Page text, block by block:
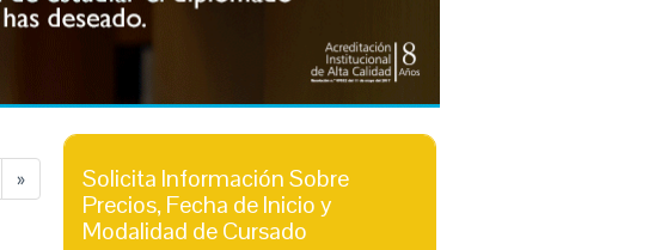
»
Solicita Información Sobre
Precios, Fecha de Inicio y
Modalidad de Cursado